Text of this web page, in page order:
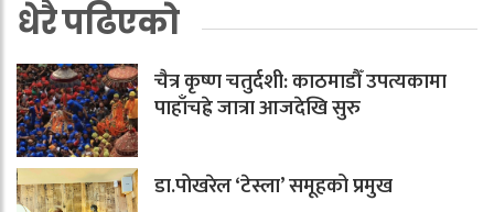
धेरै पढिएको
चैत्र कृष्ण चतुर्दशी: काठमाडौँ उपत्यकामा
पाहाँचह्रे जात्रा आजदेखि सुरु
डा.पोखरेल ‘टेस्ला’ समूहको प्रमुख